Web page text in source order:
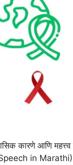
कारणे आणि
Speech in